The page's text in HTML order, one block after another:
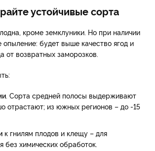
устойчивые сорта
кроме земклуники. Но при наличии
опыление: будет выше качество ягод и
от возвратных заморозков.
. Сорта средней полосы выдерживают
отрастают; из южных регионов – до -15
к гнилям плодов и клещу – для
без химических обработок.